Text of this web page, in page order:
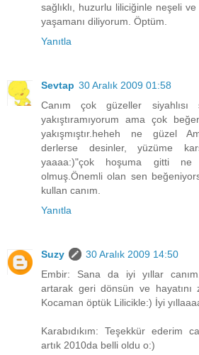
sağlıklı, huzurlu liliciğinle neşeli
yaşamanı diliyorum. Öptüm.
Yanıtla
Sevtap 30 Aralık 2009 01:58
Canım çok güzeller
yakıştıramıyorum ama çok
yakışmıştır.heheh ne güzel
derlerse desinler, yüzüme
yaaaa:)"çok hoşuma gitti
olmuş.Önemli olan sen
kullan canım.
Yanıtla
Suzy
30 Aralık 2009 14:50
Embir: Sana da iyi yıllar
artarak geri dönsün ve hayatını
Kocaman öptük Lilicikle:) İyi
Karabıdıkım: Teşekkür ederim
artık 2010da belli oldu o:)